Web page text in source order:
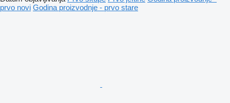
prvo novi Godina proizvodnje - prvo stare